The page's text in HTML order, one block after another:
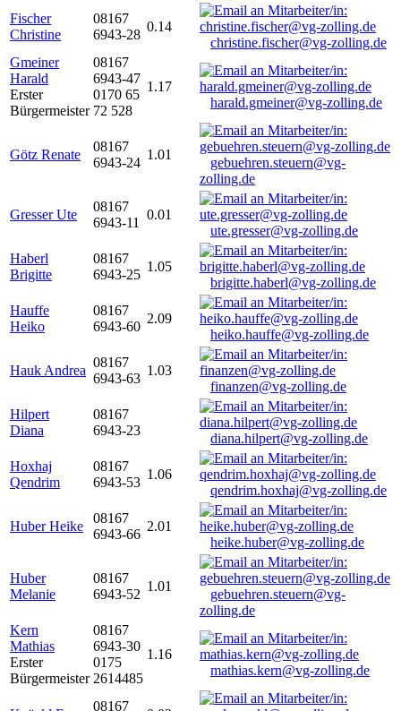
Fischer
Christine
08167
6943-28
0.14
christine.fischer@vg-zolling.de
Gmeiner
Harald
Erster
Bürgermeister
08167
6943-47
0170 65
72 528
1.17
harald.gmeiner@vg-zolling.de
Götz Renate
08167
6943-24
1.01
gebuehren.steuern@vg-
zolling.de
Gresser Ute
08167
6943-11
0.01
ute.gresser@vg-zolling.de
Haberl
Brigitte
08167
6943-25
1.05
brigitte.haberl@vg-zolling.de
Hauffe
Heiko
08167
6943-60
2.09
heiko.hauffe@vg-zolling.de
Hauk Andrea
08167
6943-63
1.03
finanzen@vg-zolling.de
Hilpert
Diana
08167
6943-23
diana.hilpert@vg-zolling.de
Hoxhaj
Qendrim
08167
6943-53
1.06
qendrim.hoxhaj@vg-zolling.de
Huber Heike
08167
6943-66
2.01
heike.huber@vg-zolling.de
Huber
Melanie
08167
6943-52
1.01
gebuehren.steuern@vg-
zolling.de
Kern
Mathias
Erster
Bürgermeister
08167
6943-30
0175
2614485
1.16
mathias.kern@vg-zolling.de
08167